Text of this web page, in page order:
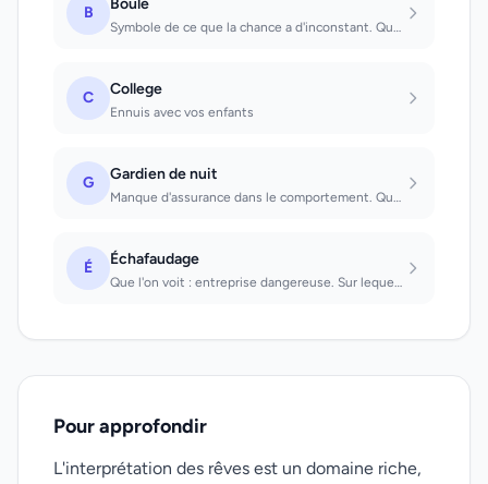
B Boule
Symbole de ce que la chance a d'inconstant. Que l'on voit : chance inconstante....
C College
Ennuis avec vos enfants
G Gardien de nuit
Manque d'assurance dans le comportement. Que l'on voit ou avec lequel on a des r...
É Échafaudage
Que l'on voit : entreprise dangereuse. Sur lequel on travaille : on fera face av...
Pour approfondir
L'interprétation des rêves est un domaine riche,